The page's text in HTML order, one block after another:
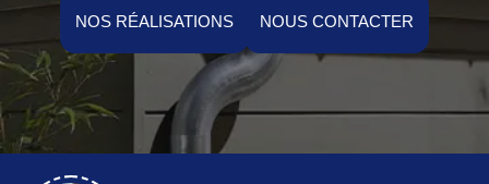
NOS RÉALISATIONS NOUS CONTACTER